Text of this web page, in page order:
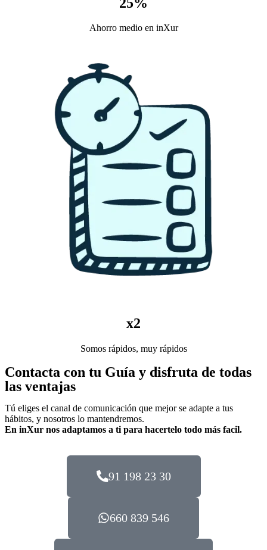
Ahorro medio en inXur
x2
Somos rápidos, muy rápidos
Contacta con tu Guía y disfruta de todas
las ventajas
Tú eliges el canal de comunicación que mejor se adapte a tus
hábitos, y nosotros lo mantendremos.
En inXur nos adaptamos a ti para hacertelo todo más facil.
91 198 23 30
660 839 546